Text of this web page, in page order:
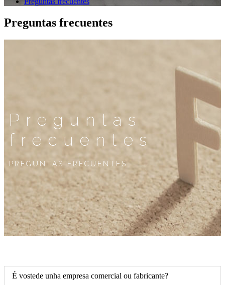
Preguntas frecuentes
Preguntas
frecuentes
PREGUNTAS FRECUENTES
É vostede unha empresa comercial ou fabricante?